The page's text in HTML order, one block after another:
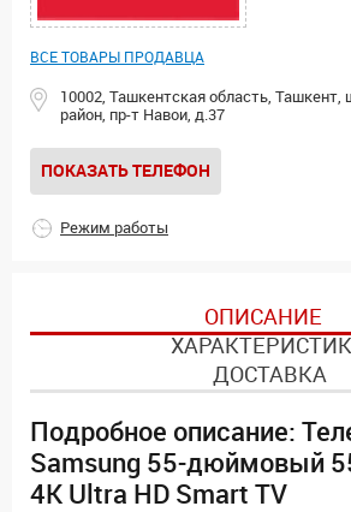
ВСЕ ТОВАРЫ ПРОДАВЦА
10002, Ташкентская область, Ташкент,
район, пр-т Навои, д.37
ПОКАЗАТЬ ТЕЛЕФОН
Режим работы
ОПИСАНИЕ
ДОСТАВКА
Подробное описание:
Samsung 55-дюймовый
4K Ultra HD Smart TV